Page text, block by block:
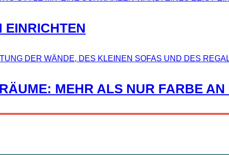
MEHR ALS NUR FARBE AN